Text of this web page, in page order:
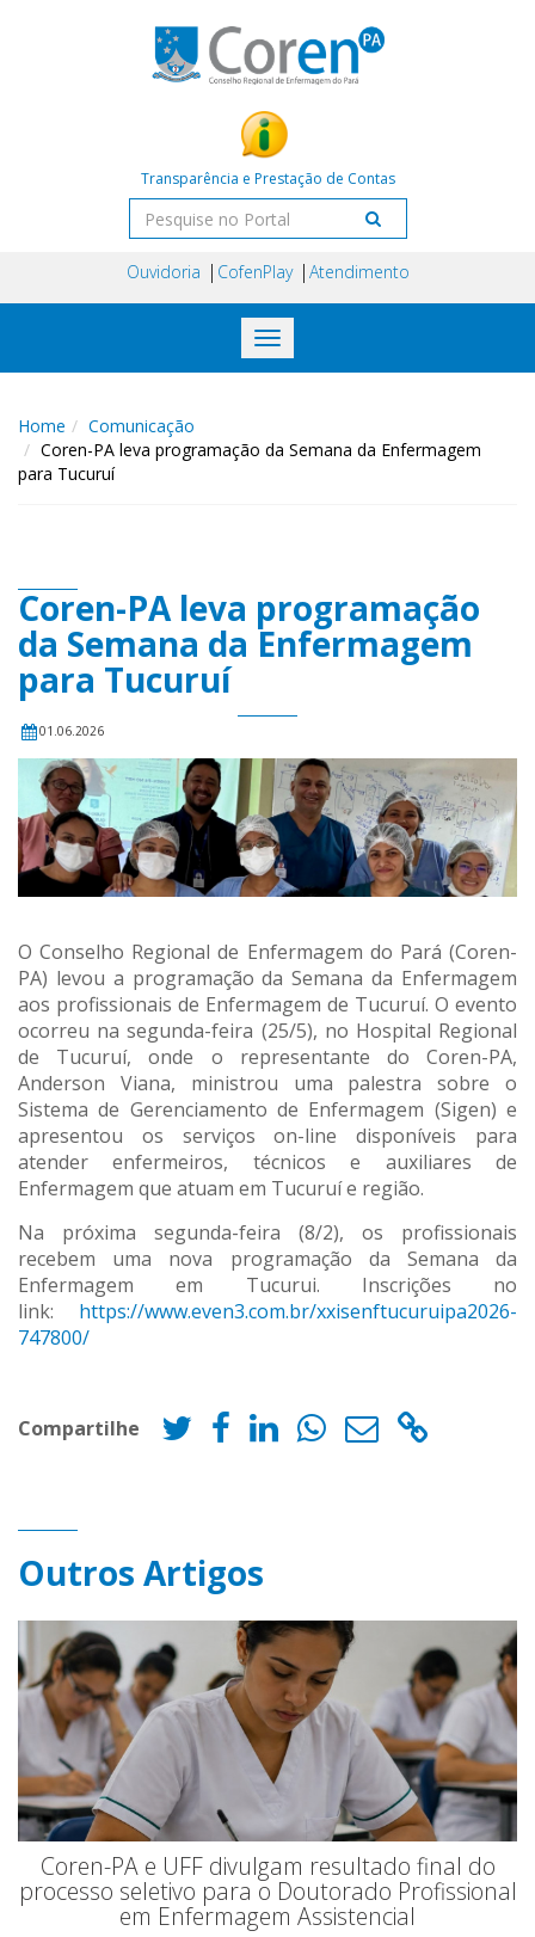
Transparência e Prestação de Contas
Ouvidoria CofenPlay Atendimento
Toggle
navigation
Home
Comunicação
Coren-PA leva programação da Semana da Enfermagem
para Tucuruí
Coren-PA leva programação
da Semana da Enfermagem
para Tucuruí
01.06.2026
O Conselho Regional de Enfermagem do Pará (Coren-
PA) levou a programação da Semana da Enfermagem
aos profissionais de Enfermagem de Tucuruí. O evento
ocorreu na segunda-feira (25/5), no Hospital Regional
de Tucuruí, onde o representante do Coren-PA,
Anderson Viana, ministrou uma palestra sobre o
Sistema de Gerenciamento de Enfermagem (Sigen) e
apresentou os serviços on-line disponíveis para
atender enfermeiros, técnicos e auxiliares de
Enfermagem que atuam em Tucuruí e região.
Na próxima segunda-feira (8/2), os profissionais
recebem uma nova programação da Semana da
Enfermagem em Tucurui. Inscrições no
link: https://www.even3.com.br/xxisenftucuruipa2026-
747800/
Compartilhe
Outros Artigos
Coren-PA e UFF divulgam resultado final do
processo seletivo para o Doutorado Profissional
em Enfermagem Assistencial